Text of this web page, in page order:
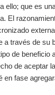
ello; que es
El
a través de su
de beneficio
de aceptar
en fase